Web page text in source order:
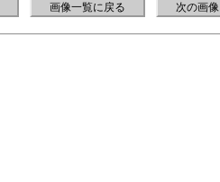
画像一覧に戻る 次の画像